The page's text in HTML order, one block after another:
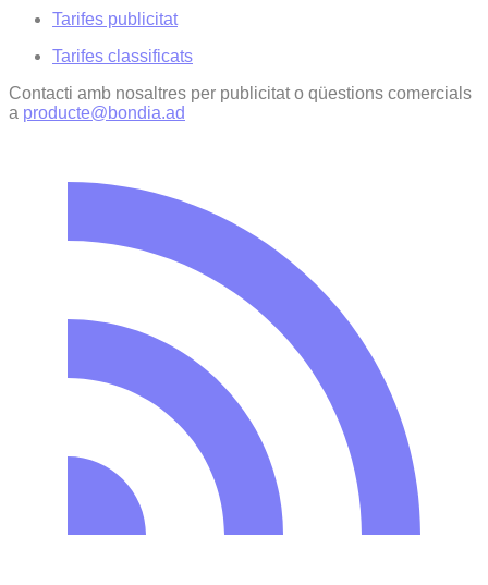
Tarifes publicitat
Tarifes classificats
Contacti amb nosaltres per publicitat o qüestions comercials
a producte@bondia.ad